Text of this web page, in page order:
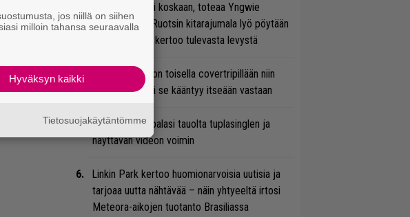
mikä
Se on nyt tai ei koskaan, toteaa Yngwie
Malmsteen – Ruotsin kitarajumala lyö pöytään
uuden biisin ja kertoo tulevasta levystä
Arvio: Saimaa on toisella covertripillään niin
suvereeni, että se kääntyy itseään vastaan
Blind Channel palasi tauolta tuplasinglen ja
näyttävän videon voimin
Linkin Park kertoo huomionarvoisia uutisia ja
tarjoaa uutta nähtävää – näin yhtyeeltä irtosi
Meteora-aikojen tuotanto Brasiliassa
jos niillä on siihen
milloin tahansa seuraavalla
Hyväksyn kaikki
Tietosuojakäytäntömme